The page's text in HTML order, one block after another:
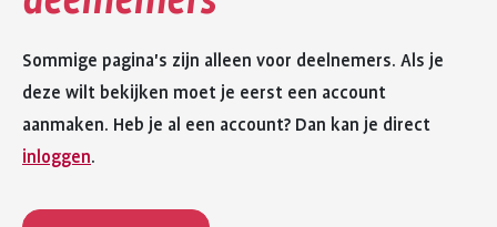
Sommige pagina's zijn alleen voor deelnemers. Als je
deze wilt bekijken moet je eerst een account
aanmaken. Heb je al een account? Dan kan je direct
inloggen.